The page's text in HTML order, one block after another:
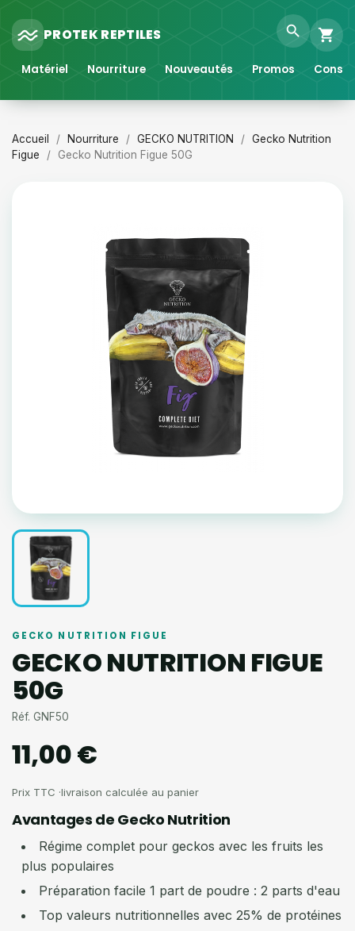
PROTEK REPTILES
Matériel Nourriture Nouveautés Promos
search shopping_cart
Accueil Nourriture GECKO NUTRITION
Gecko Nutrition
Figue
Gecko Nutrition Figue 50G
GECKO NUTRITION FIGUE
GECKO NUTRITION FIGUE
50G
Réf. GNF50
11,00 €
Avantages de Gecko Nutrition
Régime complet pour geckos avec les fruits les
plus populaires
Préparation facile 1 part de poudre : 2 parts d'eau
Top valeurs nutritionnelles avec 25% de protéines